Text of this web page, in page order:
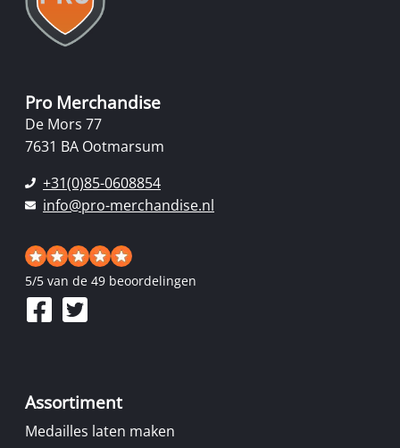
Pro Merchandise
De Mors 77
7631 BA Ootmarsum
+31(0)85-0608854
info@pro-merchandise.nl
5/5 van de 49 beoordelingen
Assortiment
Medailles laten maken